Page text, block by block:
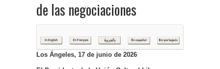
de las negociaciones
Los Ángeles, 17 de junio de 2026